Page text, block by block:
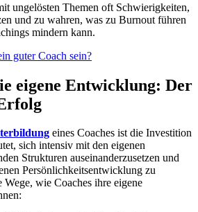
ungelösten Themen oft Schwierigkeiten,
und zu wahren, was zu Burnout führen
mindern kann.
guter Coach sein?
eigene Entwicklung: Der
eines Coaches ist die Investition
sich intensiv mit den eigenen
Strukturen auseinanderzusetzen und
Persönlichkeitsentwicklung zu
wie Coaches ihre eigene